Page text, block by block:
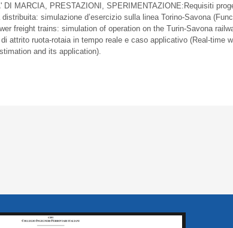
DI MARCIA, PRESTAZIONI, SPERIMENTAZIONE:Requisiti
simulazione d’esercizio sulla linea Torino-Savona
freight trains: simulation of operation on the Turin-Savona
attrito ruota-rotaia in tempo reale e caso applicativo (Real-time
and its application).